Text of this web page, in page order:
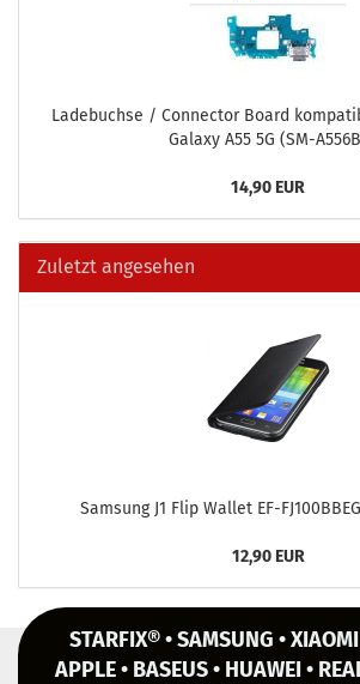
La­de­buch­se / Con­nec­tor Board
Ga­la­xy A55 5G (SM-​
14,90 EUR
Zuletzt angesehen
Sam­sung J1 Flip Wal­let EF-​
12,90 EUR
STARFIX® • SAMSUNG • XIAOMI
APPLE • BASEUS • HUAWEI •